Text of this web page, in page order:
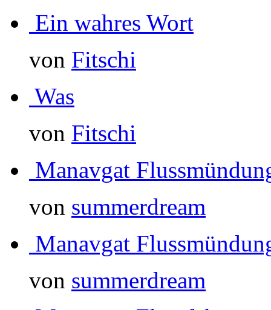
Ein wahres Wort
von Fitschi
Was
von Fitschi
Manavgat
von summerdream
Manavgat
von summerdream